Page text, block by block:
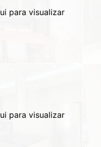
para visualizar
para visualizar